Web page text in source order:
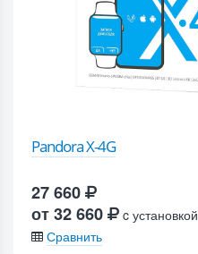
Pandora X-4G
27 660
от 32 660
c установкой
Сравнить